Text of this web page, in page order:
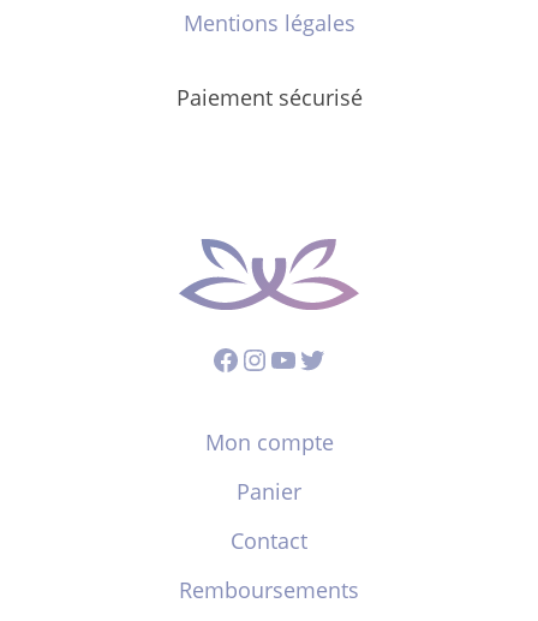
Mentions légales
Paiement sécurisé
Facebook
Instagram
YouTube
Twitter
Mon compte
Panier
Contact
Remboursements